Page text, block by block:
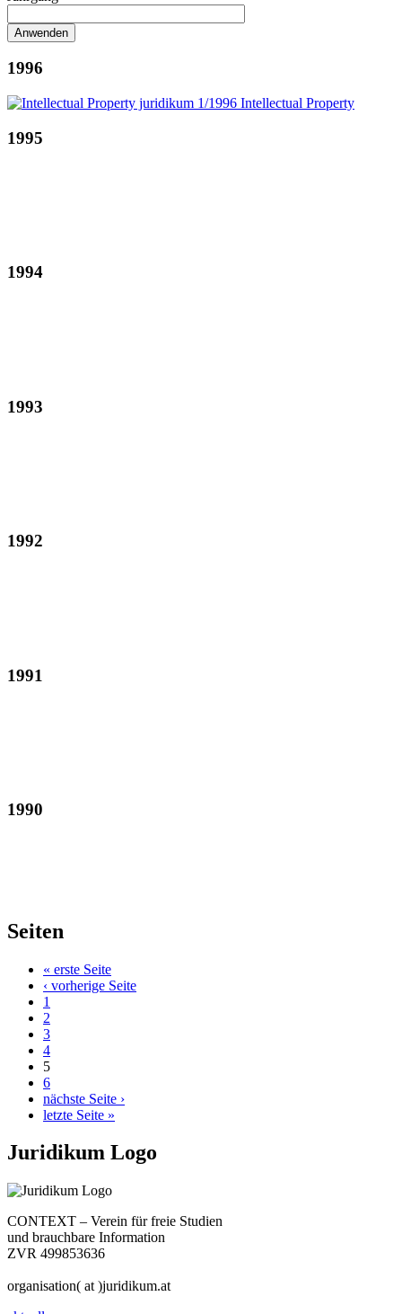
1996
1995
1994
1993
1992
1991
1990
Seiten
« erste Seite
‹ vorherige Seite
1
2
3
4
5
6
nächste Seite ›
letzte Seite »
Juridikum Logo
CONTEXT – Verein für freie Studien
und brauchbare Information
ZVR 499853636
organisation( at )juridikum.at